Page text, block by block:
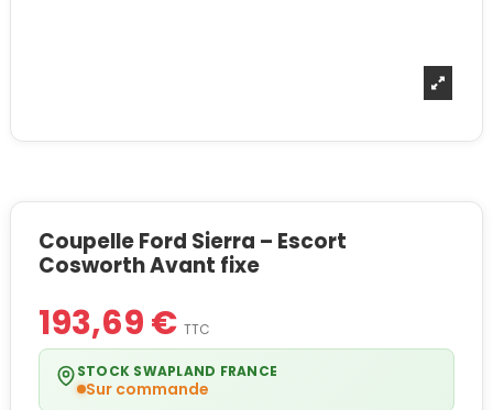
Coupelle Ford Sierra – Escort
Cosworth Avant fixe
193,69 € TTC
STOCK SWAPLAND FRANCE
Sur commande